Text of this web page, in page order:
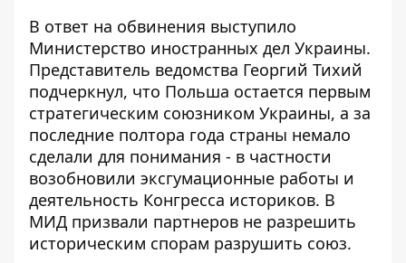
В ответ на обвинения выступило
Министерство иностранных дел Украины.
Представитель ведомства Георгий Тихий
подчеркнул, что Польша остается первым
стратегическим союзником Украины, а за
последние полтора года страны немало
сделали для понимания - в частности
возобновили эксгумационные работы и
деятельность Конгресса историков. В
МИД призвали партнеров не разрешить
историческим спорам разрушить союз.